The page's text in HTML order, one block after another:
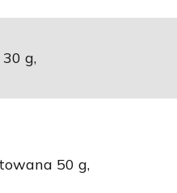
g,
50 g,